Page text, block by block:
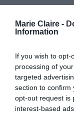
Marie Claire -
Information
If you wish to
processing of
targeted
section to confirm
opt-out request is
interest-based